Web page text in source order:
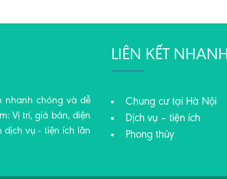
nhanh chóng và dễ
Vị trí, giá bán, diện
dịch vụ - tiện ích lân
LIÊN KẾT NHANH
Chung cư tại Hà Nội
Dịch vụ – tiện ích
Phong thủy